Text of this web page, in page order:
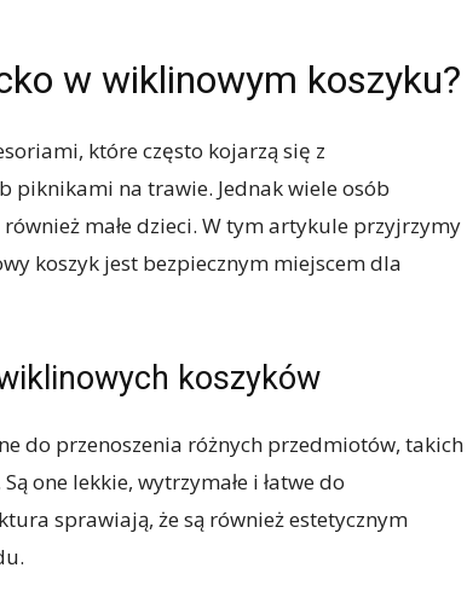
w wiklinowym koszyku?
które często kojarzą się z
na trawie. Jednak wiele osób
małe dzieci. W tym artykule przyjrzymy
koszyk jest bezpiecznym miejscem dla
koszyków
do przenoszenia różnych przedmiotów, takich
one lekkie, wytrzymałe i łatwe do
sprawiają, że są również estetycznym